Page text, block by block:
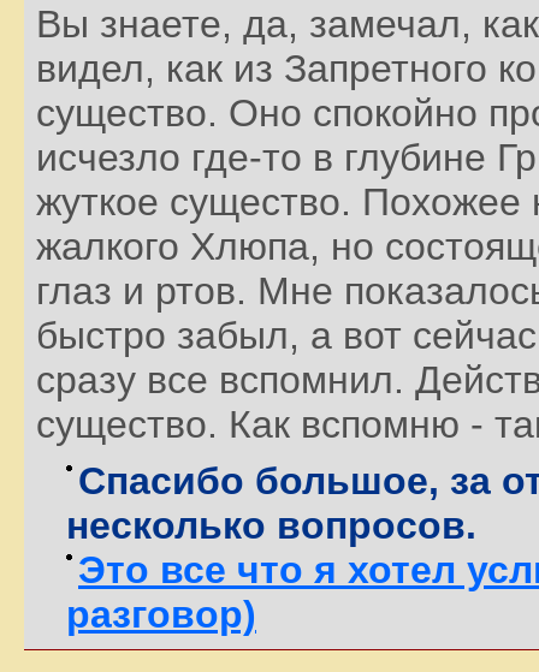
Вы знаете, да, замечал,
видел, как из Запретного
существо. Оно спокойно
исчезло где-то в глубине
жуткое существо.
жалкого Хлюпа, но
глаз и ртов. Мне
быстро забыл, а вот
сразу все вспомнил.
существо. Как вспомню -
Спасибо большое, за
несколько вопросов.
Это все что я хотел
разговор)